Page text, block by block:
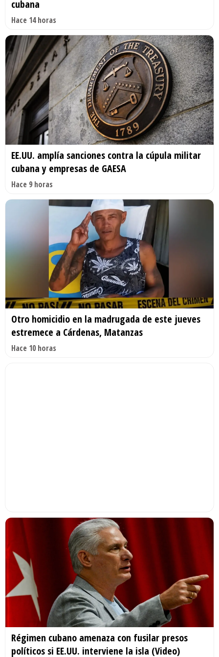
cubana
Hace 14 horas
EE.UU. amplía sanciones contra la cúpula militar
cubana y empresas de GAESA
Hace 9 horas
Otro homicidio en la madrugada de este jueves
estremece a Cárdenas, Matanzas
Hace 10 horas
Régimen cubano amenaza con fusilar presos
políticos si EE.UU. interviene la isla (Video)